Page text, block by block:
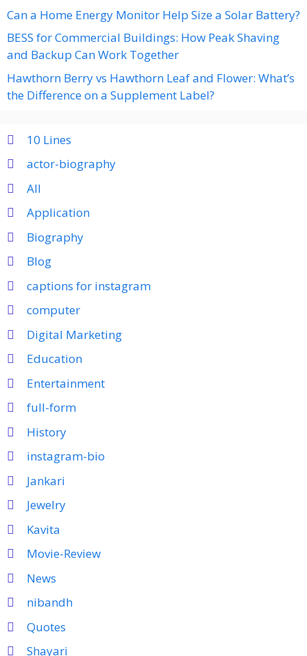
Can a Home Energy Monitor Help Size a Solar Battery?
BESS for Commercial Buildings: How Peak Shaving
and Backup Can Work Together
Hawthorn Berry vs Hawthorn Leaf and Flower: What’s
the Difference on a Supplement Label?
10 Lines
actor-biography
All
Application
Biography
Blog
captions for instagram
computer
Digital Marketing
Education
Entertainment
full-form
History
instagram-bio
Jankari
Jewelry
Kavita
Movie-Review
News
nibandh
Quotes
Shayari